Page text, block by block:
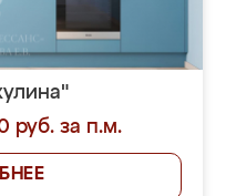
руб. за п.м.